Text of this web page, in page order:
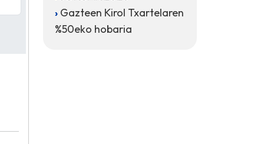
Gazteen Kirol Txartelaren
%50eko hobaria